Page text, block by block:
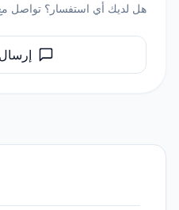
هل لديك أي استفسار؟ تواصل